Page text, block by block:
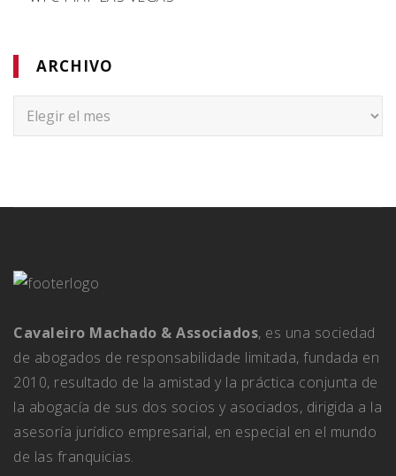
ARCHIVO
Archivo
Cavaleiro Machado & Associados, es una sociedad
de abogados de responsabilidade limitada, fundada en
2010, resultado de la amistad y la práctica conjunta de
la abogacía de sus dos socios y asociados, dirigida a la
asesoría jurídico empresarial, en especial en el mundo
de las franquicias.